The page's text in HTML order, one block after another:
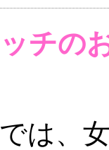
チの
では、